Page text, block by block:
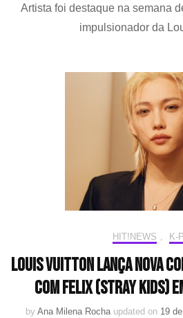
no
da
Artista foi destaque na semana
impulsionador da
HIT!NEWS K-
Louis Vuitton lança nova
com Felix (Stray Kids)
by Ana Milena Rocha updated on 19